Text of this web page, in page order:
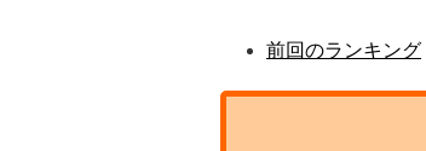
前回のランキング